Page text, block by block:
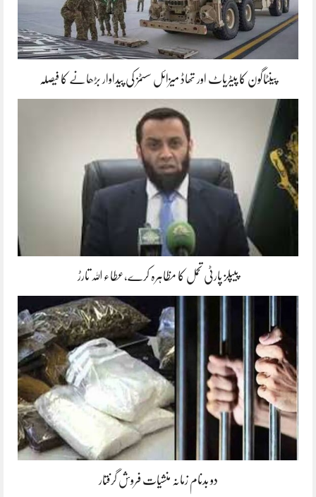
پینٹاگون کا پیٹریاٹ اور تھاڈ میزائل سسٹمز کی پیداوار بڑھانے کا فیصلہ
پیپلز پارٹی تحمل کا مظاہرہ کرے،عطاء اللہ تارڑ
دو بدنام زمانہ منشیات فروش گرفتار